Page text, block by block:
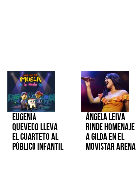
Eugenia
Quevedo lleva
el cuarteto al
público infantil
Ángela Leiva
rinde homenaje
a Gilda en el
Movistar Arena